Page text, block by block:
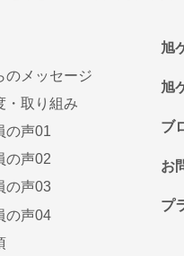
のメッセージ
・取り組み
の声01
の声02
の声03
の声04
旭
旭
ブ
お
プ